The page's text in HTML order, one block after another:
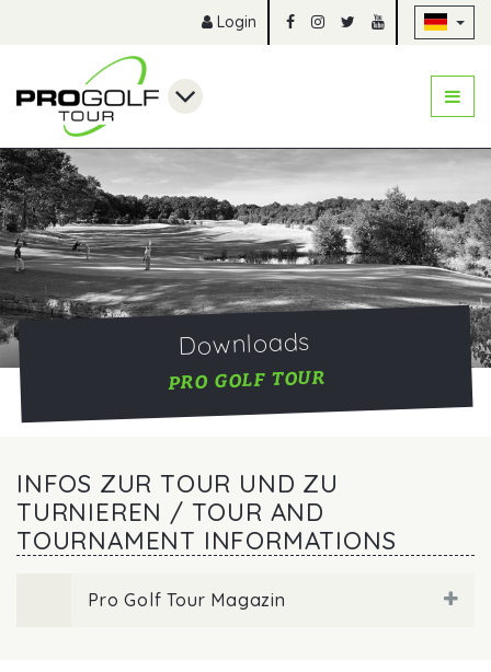
Login
Downloads
PRO GOLF TOUR
INFOS ZUR TOUR UND ZU
TURNIEREN / TOUR AND
TOURNAMENT INFORMATIONS
Pro Golf Tour Magazin